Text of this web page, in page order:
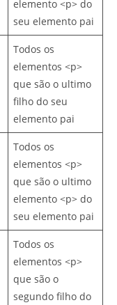
elemento <p> do
seu elemento pai
Todos os
elementos <p>
que são o ultimo
filho do seu
elemento pai
Todos os
elementos <p>
que são o ultimo
elemento <p> do
seu elemento pai
Todos os
elementos <p>
que são o
segundo filho do